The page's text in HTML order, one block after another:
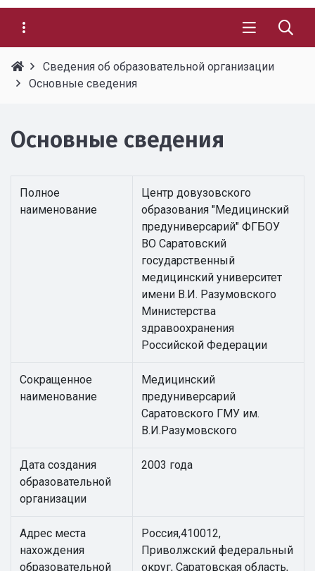
Сведения об образовательной организации
Основные сведения
Основные сведения
Полное
наименование
Центр довузовского
образования "Медицинский
предуниверсарий" ФГБОУ
ВО Саратовский
государственный
медицинский университет
имени В.И. Разумовского
Министерства
здравоохранения
Российской Федерации
Сокращенное
наименование
Медицинский
предуниверсарий
Саратовского ГМУ им.
В.И.Разумовского
Дата создания
образовательной
организации
2003 года
Адрес места
нахождения
образовательной
Россия,410012,
Приволжский федеральный
округ, Саратовская область,